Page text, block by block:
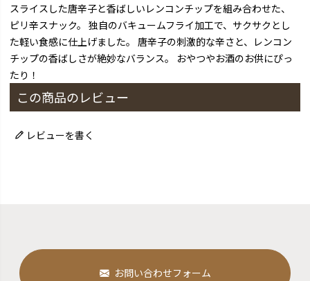
スライスした唐辛子と香ばしいレンコンチップを組み合わせた、
ピリ辛スナック。 独自のバキュームフライ加工で、サクサクとし
た軽い食感に仕上げました。 唐辛子の刺激的な辛さと、レンコン
チップの香ばしさが絶妙なバランス。 おやつやお酒のお供にぴっ
たり！
この商品のレビュー
レビューを書く
お問い合わせフォーム